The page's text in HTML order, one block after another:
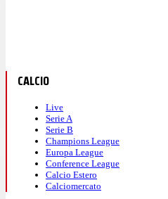
CALCIO
Live
Serie A
Serie B
Champions League
Europa League
Conference League
Calcio Estero
Calciomercato